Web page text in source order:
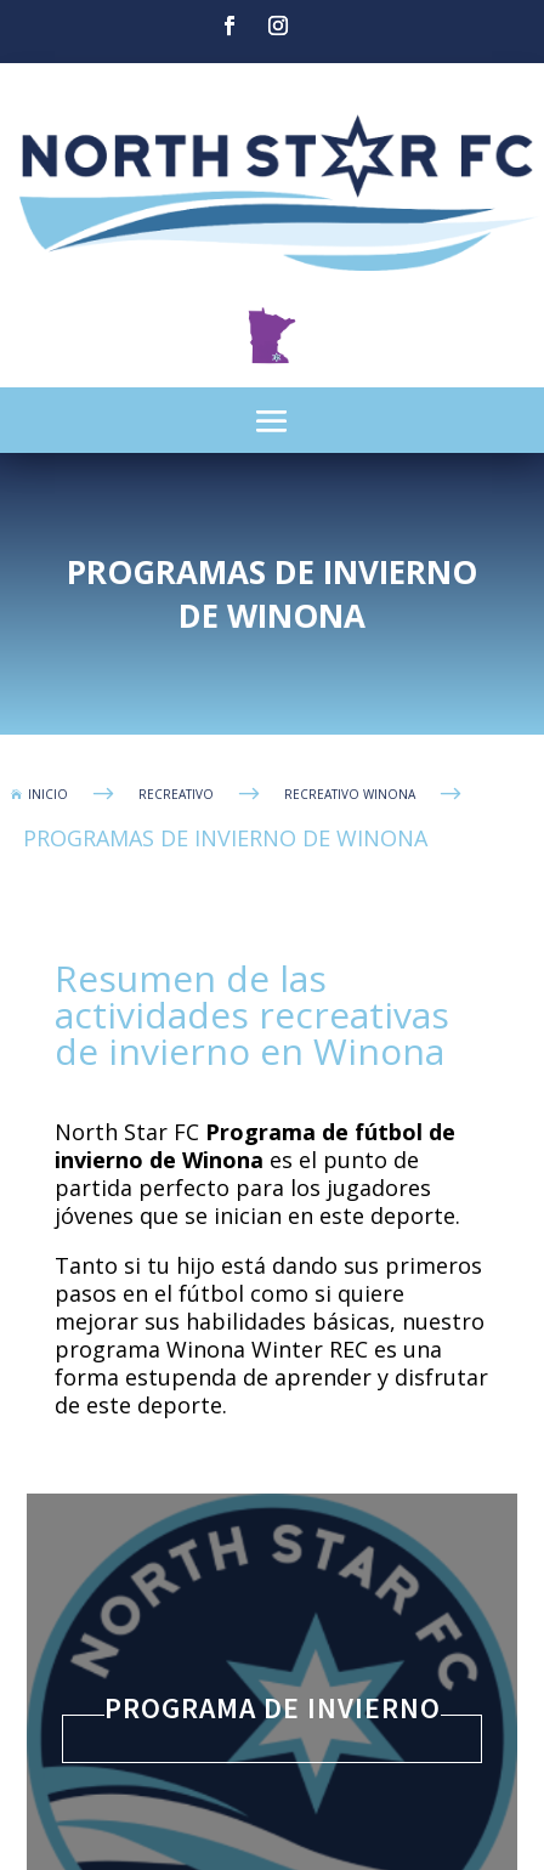
PROGRAMAS DE INVIERNO
DE WINONA
 INICIO $ RECREATIVO $ RECREATIVO WINONA $
PROGRAMAS DE INVIERNO DE WINONA
Resumen de las
actividades recreativas
de invierno en Winona
North Star FC Programa de fútbol de
invierno de Winona es el punto de
partida perfecto para los jugadores
jóvenes que se inician en este deporte.
Tanto si tu hijo está dando sus primeros
pasos en el fútbol como si quiere
mejorar sus habilidades básicas, nuestro
programa Winona Winter REC es una
forma estupenda de aprender y disfrutar
de este deporte.
PROGRAMA DE INVIERNO